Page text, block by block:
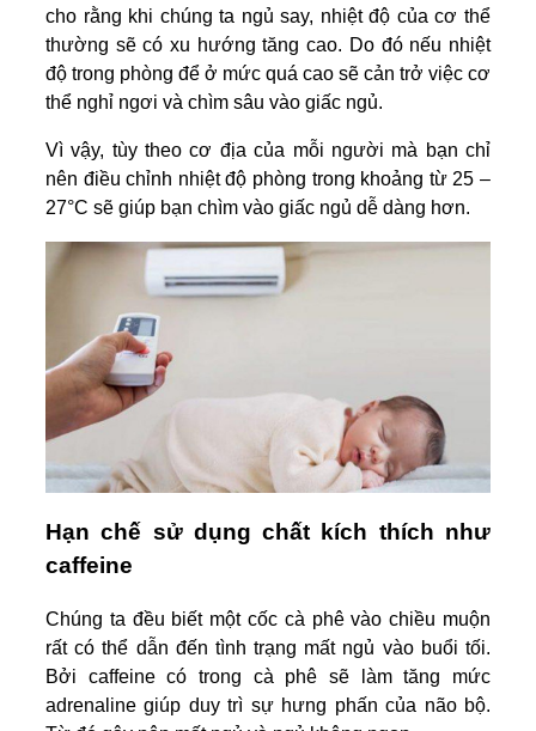
cho rằng khi chúng ta ngủ say, nhiệt độ của cơ thể
thường sẽ có xu hướng tăng cao. Do đó nếu nhiệt
độ trong phòng để ở mức quá cao sẽ cản trở việc cơ
thể nghỉ ngơi và chìm sâu vào giấc ngủ.
Vì vậy, tùy theo cơ địa của mỗi người mà bạn chỉ
nên điều chỉnh nhiệt độ phòng trong khoảng từ 25 –
27°C sẽ giúp bạn chìm vào giấc ngủ dễ dàng hơn.
Hạn chế sử dụng chất kích thích như
caffeine
Chúng ta đều biết một cốc cà phê vào chiều muộn
rất có thể dẫn đến tình trạng mất ngủ vào buổi tối.
Bởi caffeine có trong cà phê sẽ làm tăng mức
adrenaline giúp duy trì sự hưng phấn của não bộ.